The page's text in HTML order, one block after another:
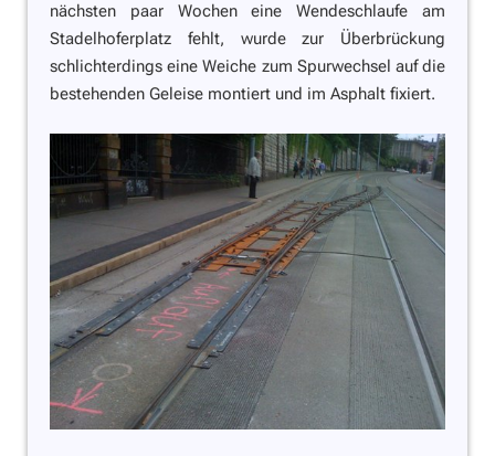
nächsten paar Wochen eine Wendeschlaufe am
Stadelhoferplatz fehlt, wurde zur Überbrückung
schlichterdings eine Weiche zum Spurwechsel auf die
bestehenden Geleise montiert und im Asphalt fixiert.